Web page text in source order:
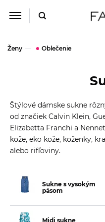
Ženy Oblečenie
Štýlové dámske sukne
od značiek Calvin Klein,
Elizabetta Franchi a
kože, eko kože, koženky,
alebo rifľoviny.
Sukne s vysokým
pásom
Midi sukne